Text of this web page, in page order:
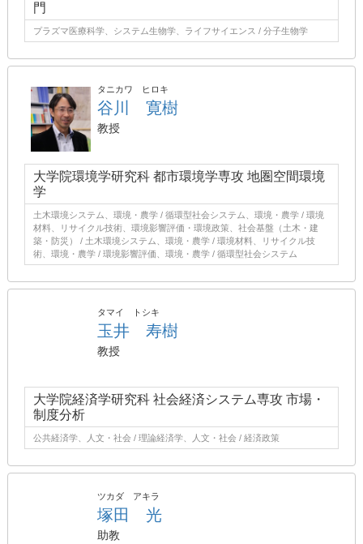
門
プラズマ医療科学、システム生物学、ライフサイエンス / 分子生物学
タニカワ ヒロキ
谷川 寛樹
教授
大学院環境学研究科 都市環境学専攻 地圏空間環境
学
土木環境システム、環境・農学 / 循環型社会システム、環境・農学 / 環境
材料、リサイクル技術、環境影響評価・環境政策、社会基盤（土木・建
築・防災） / 土木環境システム、環境・農学 / 環境材料、リサイクル技
術、環境・農学 / 環境影響評価、環境・農学 / 循環型社会システム
タマイ トシキ
玉井 寿樹
教授
大学院経済学研究科 社会経済システム専攻 市場・
制度分析
公共経済学、人文・社会 / 理論経済学、人文・社会 / 経済政策
ツカダ アキラ
塚田 光
助教